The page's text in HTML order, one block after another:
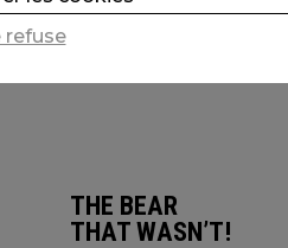
THE BEAR
THAT WASN’T!
refuse